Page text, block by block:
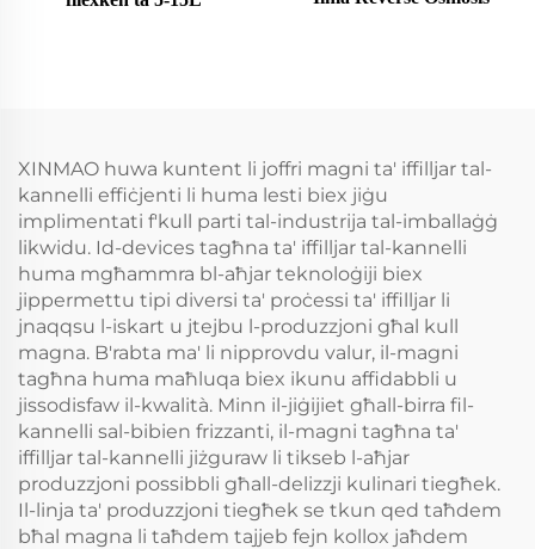
XINMAO huwa kuntent li joffri magni ta' iffilljar tal-
kannelli effiċjenti li huma lesti biex jiġu
implimentati f'kull parti tal-industrija tal-imballaġġ
likwidu. Id-devices tagħna ta' iffilljar tal-kannelli
huma mgħammra bl-aħjar teknoloġiji biex
jippermettu tipi diversi ta' proċessi ta' iffilljar li
jnaqqsu l-iskart u jtejbu l-produzzjoni għal kull
magna. B'rabta ma' li nipprovdu valur, il-magni
tagħna huma maħluqa biex ikunu affidabbli u
jissodisfaw il-kwalità. Minn il-jiġijiet għall-birra fil-
kannelli sal-bibien frizzanti, il-magni tagħna ta'
iffilljar tal-kannelli jiżguraw li tikseb l-aħjar
produzzjoni possibbli għall-delizzji kulinari tiegħek.
Il-linja ta' produzzjoni tiegħek se tkun qed taħdem
bħal magna li taħdem tajjeb fejn kollox jaħdem